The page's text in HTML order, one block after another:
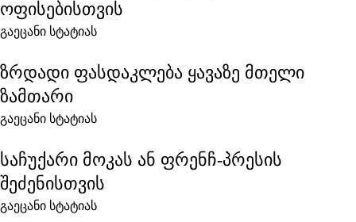
ოფისებისთვის
გაეცანი სტატიას
ზრდადი ფასდაკლება ყავაზე მთელი
ზამთარი
გაეცანი სტატიას
საჩუქარი მოკას ან ფრენჩ-პრესის
შეძენისთვის
გაეცანი სტატიას